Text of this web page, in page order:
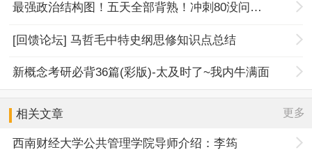
最强政治结构图！五天全部背熟！冲刺80没问题！
[回馈论坛] 马哲毛中特史纲思修知识点总结
新概念考研必背36篇(彩版)-太及时了~我内牛满面
相关文章 更多
西南财经大学公共管理学院导师介绍：李筠